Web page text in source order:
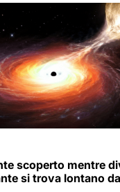
scoperto mentre
si trova lontano